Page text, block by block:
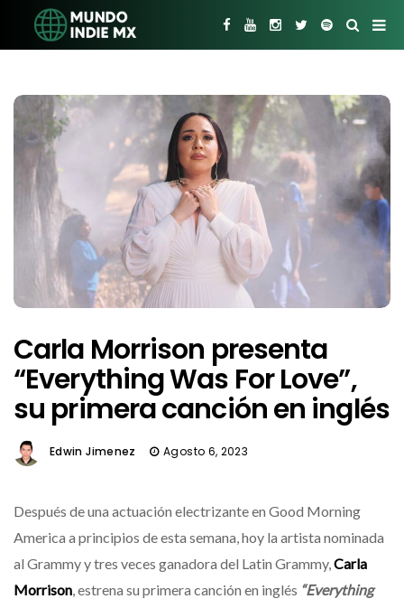
Carla Morrison presenta
“Everything Was For Love”,
su primera canción en inglés
Edwin Jimenez Agosto 6, 2023
Después de una actuación electrizante en Good Morning
America a principios de esta semana, hoy la artista nominada
al Grammy y tres veces ganadora del Latin Grammy,Carla
Morrison, estrena su primera canción en inglés “Everything